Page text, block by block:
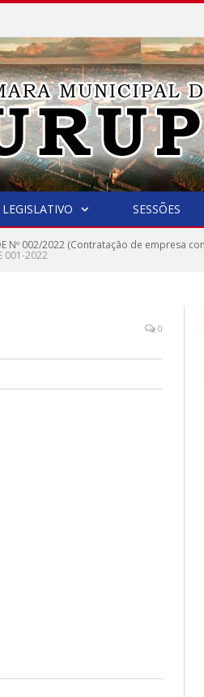
SESSÕES
Nº 002/2022 (Contratação de empresa
001-2022
0